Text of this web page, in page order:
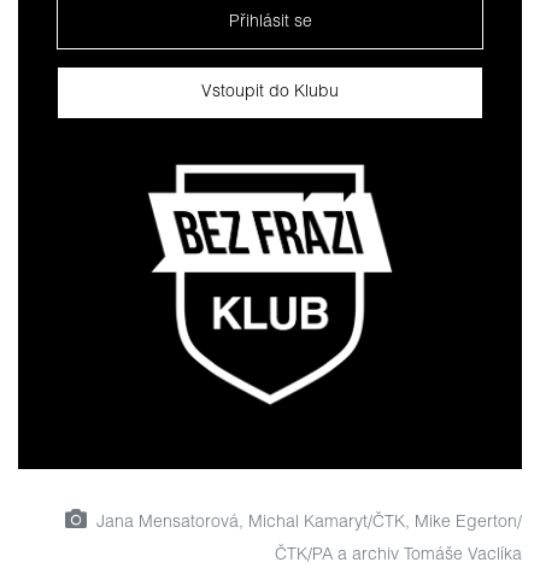
Přihlásit se
Vstoupit do Klubu
Jana Mensatorová, Michal Kamaryt/ČTK, Mike Egerton/
ČTK/PA a archiv Tomáše Vaclíka